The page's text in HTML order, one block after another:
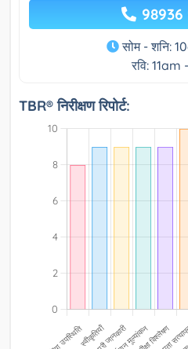
सोम - शनि:
रवि: 11am
TBR® निरीक्षण रिपोर्ट: